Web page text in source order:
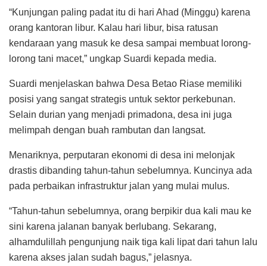
“Kunjungan paling padat itu di hari Ahad (Minggu) karena
orang kantoran libur. Kalau hari libur, bisa ratusan
kendaraan yang masuk ke desa sampai membuat lorong-
lorong tani macet,” ungkap Suardi kepada media.
Suardi menjelaskan bahwa Desa Betao Riase memiliki
posisi yang sangat strategis untuk sektor perkebunan.
Selain durian yang menjadi primadona, desa ini juga
melimpah dengan buah rambutan dan langsat.
Menariknya, perputaran ekonomi di desa ini melonjak
drastis dibanding tahun-tahun sebelumnya. Kuncinya ada
pada perbaikan infrastruktur jalan yang mulai mulus.
“Tahun-tahun sebelumnya, orang berpikir dua kali mau ke
sini karena jalanan banyak berlubang. Sekarang,
alhamdulillah pengunjung naik tiga kali lipat dari tahun lalu
karena akses jalan sudah bagus,” jelasnya.